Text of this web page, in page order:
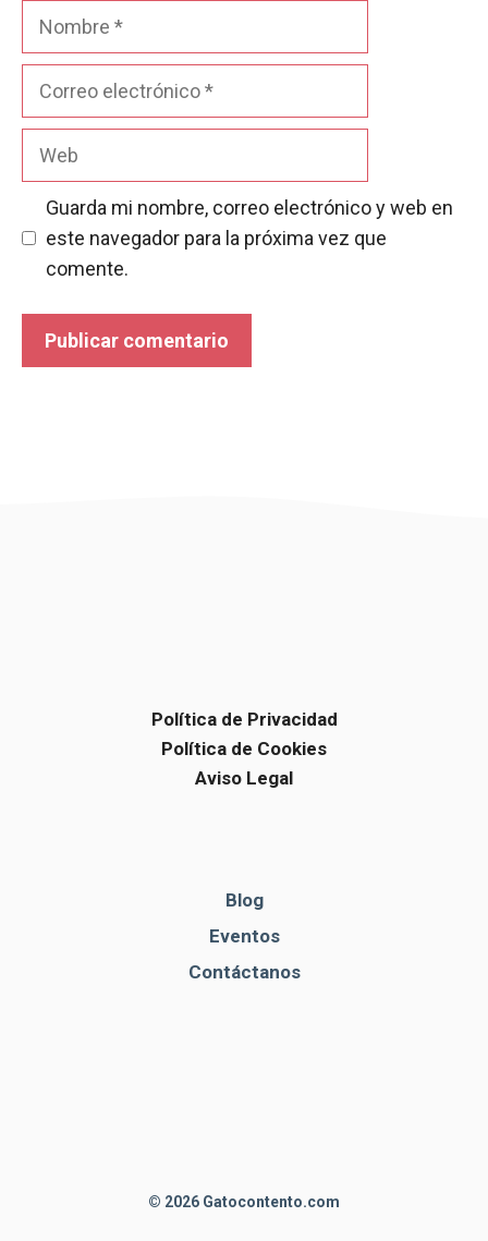
Nombre
Guarda mi nombre, correo electrónico y web en
este navegador para la próxima vez que
comente.
Política de Privacidad
Política de Cookies
Aviso Legal
Blog
Eventos
Contáctanos
© 2026 Gatocontento.com